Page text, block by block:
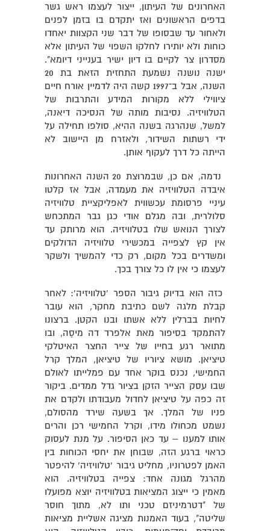
האחרונים של העיתון, ייצור לעצמו ראש גשר
בדפים הראשונים ואז יתקדם בו בזמן לפנים
ולאחור עד שבסופו של דבר שני הקצוות יאחדו
כוחות ולא יותירו לחלקו השפוי של העיתון אלא
מסדרון צר לקיים בו דיון ישיר בענייני דיומא".
ישנה נושנה נשמעת התחזית הזאת בת 20
השנה, אבל ב־1997 קשה היה לדמיין אורח חיים
ציווילי ללא מקורות המידע והתרבות של
הטלוויזיה. נסיבות מותה של הנסיכה דיאנה,
למשל, שנהרגה בשנה ההיא, סולפו תחילה על
ידי רשתות השידור, ולאזרח מן היישוב לא
הייתה כל דרך לעקוף אותן.
נדמה, אם כן, שבמרוצת 20 השנה האחרונות
איבדה הטלוויזיה את מעמדה, אבל אז קלטו
עיניי פרסומת עכשווית לאפליקציית טלוויזיה
סלולרית, ובה מגלם אודי כגן גבר המתכחש
לצורך הנואש שלו בטלוויזיה. הוא מרותק עד
אין קץ לצפייה במכשירי טלוויזיה הדולקים
ומשדרים בכל מקום, רק כדי להמשיך ולשקר
לעצמו כי אין לו כל צורך בכך.
כזה הוא בדיוק גיבור הספר 'טלוויזיה': לאחר
קבלת מלגה לשם כתיבת מחקר, הוא עובר
לחיות בברלין ללא אשתו ובנו הקטן. ברצונו
להתמקד בסיפור מאת אלפרד דה מיסֶה, ובו
מתואר רגע בחייו של צייר החצר האיטלקי
טיציאן. מושא ציוריו של טיציאן, המלך קרל
החמישי, נכנס בוקר אחד עם פמלייתו לאולם
שבו עסק הצייר הזקן בציור גדל ממדים. ביקור
זה כפה על טיציאן לחדול מעבודתו ולקדם את
פניו של המלך. אך בשעה שירד מהסולם,
נשמט מכחולו מידו, וקרל החמישי רכן והרים
אותו למענו – עד כאן הסיפור. על מנת לעסוק
כראוי ברגע הזה, שבוחן את יחסי הכוחות בין
האמן לפטרוניו, מחליט גיבור 'טלוויזיה' להיפטר
מהרגל מגונה אחד: צפייה בטלוויזיה. הוא
מאמין כי ייצוג המציאות בטלוויזיה יוצא מפועלו
של "דטרמיניזם טכני ותו לא, מתוך חוסר
שליטה", בעוד האמנות מציגה אשליית מציאות